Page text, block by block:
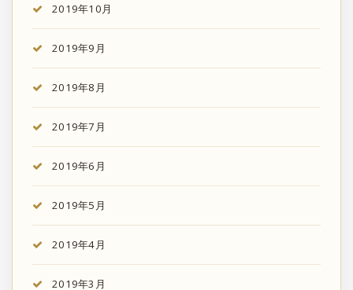
2019年10月
2019年9月
2019年8月
2019年7月
2019年6月
2019年5月
2019年4月
2019年3月